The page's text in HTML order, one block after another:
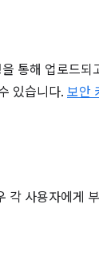
통해 업로드
있습니다. 보안
각 사용자에게